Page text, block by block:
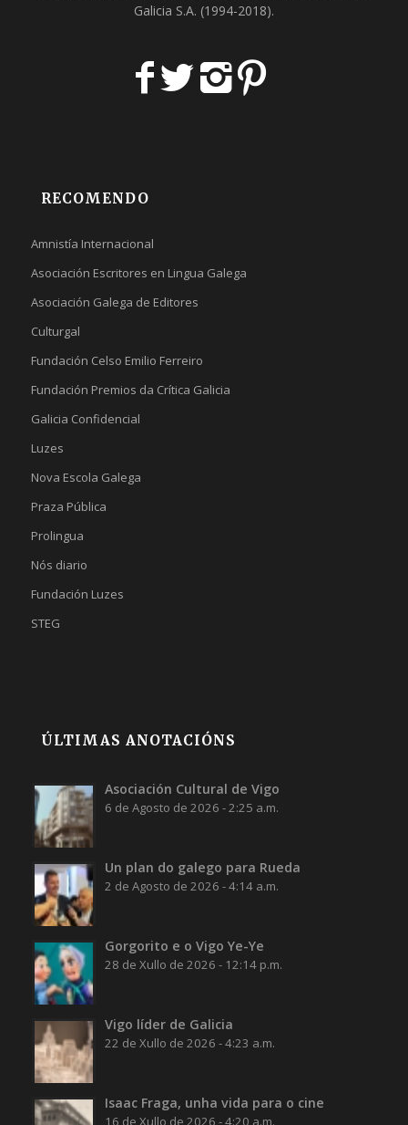
Galicia S.A. (1994-2018).
RECOMENDO
Amnistía Internacional
Asociación Escritores en Lingua Galega
Asociación Galega de Editores
Culturgal
Fundación Celso Emilio Ferreiro
Fundación Premios da Crítica Galicia
Galicia Confidencial
Luzes
Nova Escola Galega
Praza Pública
Prolingua
Nós diario
Fundación Luzes
STEG
ÚLTIMAS ANOTACIÓNS
Asociación Cultural de Vigo
6 de Agosto de 2026 - 2:25 a.m.
Un plan do galego para Rueda
2 de Agosto de 2026 - 4:14 a.m.
Gorgorito e o Vigo Ye-Ye
28 de Xullo de 2026 - 12:14 p.m.
Vigo líder de Galicia
22 de Xullo de 2026 - 4:23 a.m.
Isaac Fraga, unha vida para o cine
16 de Xullo de 2026 - 4:20 a.m.